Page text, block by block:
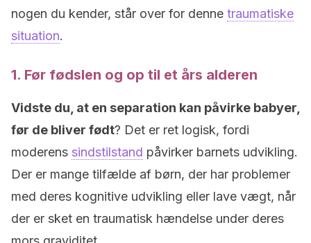
nogen du kender, står over for denne traumatiske
situation.
1. Før fødslen og op til et års alderen
Vidste du, at en separation kan påvirke babyer,
før de bliver født? Det er ret logisk, fordi
moderens sindstilstand påvirker barnets udvikling.
Der er mange tilfælde af børn, der har problemer
med deres kognitive udvikling eller lave vægt, når
der er sket en traumatisk hændelse under deres